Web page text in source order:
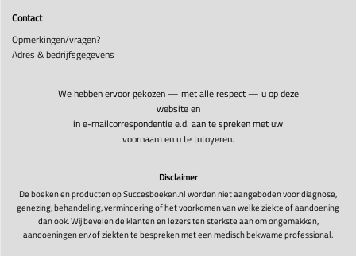
Contact
Opmerkingen/vragen?
Adres & bedrijfsgegevens
We hebben ervoor gekozen — met alle respect — u op deze
website en
in e-mailcorrespondentie e.d. aan te spreken met uw
voornaam en u te tutoyeren.
Disclaimer
De boeken en producten op Succesboeken.nl worden niet aangeboden voor diagnose,
genezing, behandeling, vermindering of het voorkomen van welke ziekte of aandoening
dan ook. Wij bevelen de klanten en lezers ten sterkste aan om ongemakken,
aandoeningen en/of ziekten te bespreken met een medisch bekwame professional.